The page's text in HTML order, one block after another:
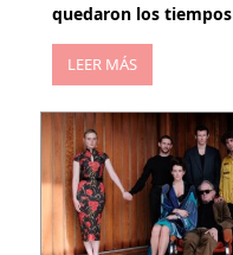
quedaron los tiempos
LEER MÁS